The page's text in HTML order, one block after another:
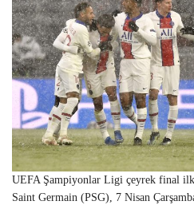
UEFA Şampiyonlar Ligi çeyrek final ilk
Saint Germain (PSG), 7 Nisan